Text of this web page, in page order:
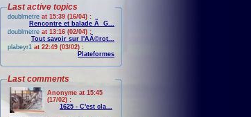
Last active topics
doublmetre at 15:39 (16/04) :
Rencontre et balade Ã G...
doublmetre at 13:16 (02/04) :
Tout savoir sur l'AÃ©rot...
plabeyr1 at 22:49 (03/02) :
Plateformes
Last comments
Anonyme at 15:45
(17/02) :
1625 - C'est cla...